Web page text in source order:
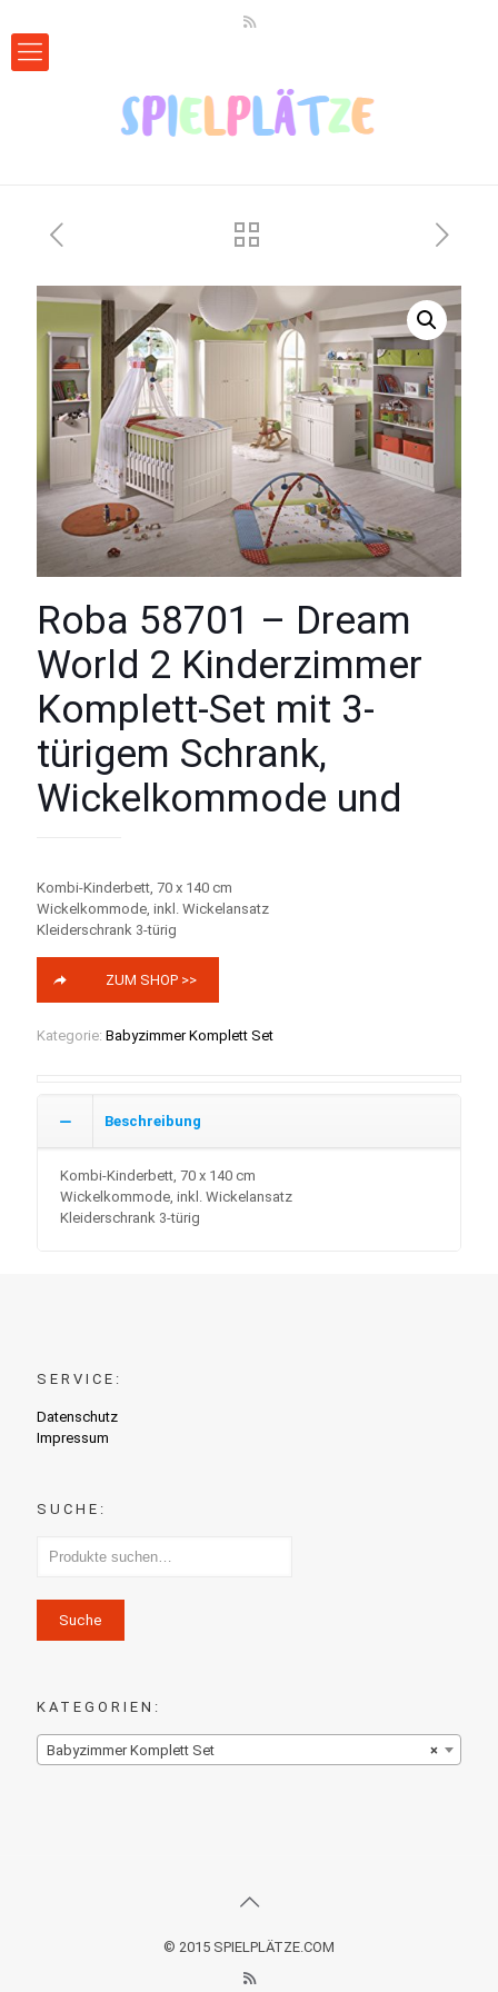
Roba 58701 – Dream
World 2 Kinderzimmer
Komplett-Set mit 3-
türigem Schrank,
Wickelkommode und
Kombi-Kinderbett, 70 x 140 cm
Wickelkommode, inkl. Wickelansatz
Kleiderschrank 3-türig
ZUM SHOP >>
Kategorie: Babyzimmer Komplett Set
Beschreibung
Kombi-Kinderbett, 70 x 140 cm
Wickelkommode, inkl. Wickelansatz
Kleiderschrank 3-türig
SERVICE:
Datenschutz
Impressum
SUCHE:
Suche
KATEGORIEN:
×
Babyzimmer Komplett Set
© 2015 SPIELPLÄTZE.COM